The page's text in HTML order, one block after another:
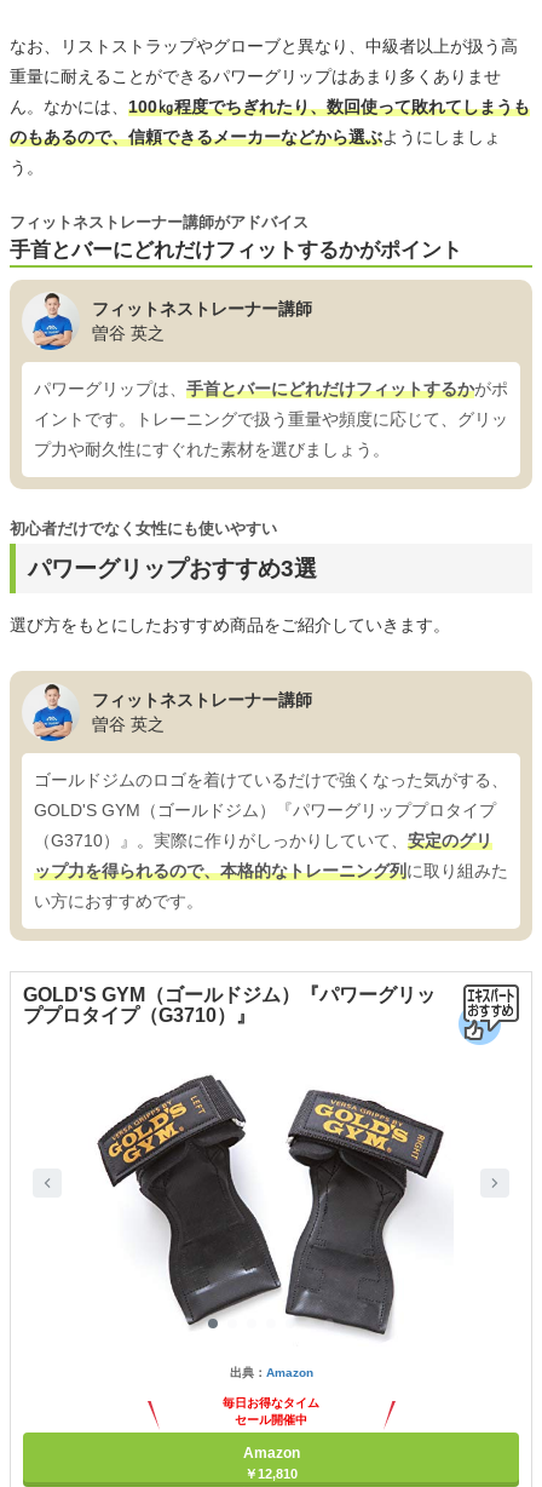
なお、リストストラップやグローブと異なり、中級者以上が扱う高
重量に耐えることができるパワーグリップはあまり多くありませ
ん。なかには、 100㎏程度でちぎれたり、数回使って敗れてしまうも
のもあるので、信頼できるメーカーなどから選ぶようにしましょ
う。
手首とバーにどれだけフィットするかがポイント
フィットネストレーナー講師がアドバイス
フィットネストレーナー講師
曽谷 英之
パワーグリップは、 手首とバーにどれだけフィットするかがポ
イントです。トレーニングで扱う重量や頻度に応じて、グリッ
プ力や耐久性にすぐれた素材を選びましょう。
パワーグリップおすすめ3選
初心者だけでなく女性にも使いやすい
選び方をもとにしたおすすめ商品をご紹介していきます。
フィットネストレーナー講師
曽谷 英之
ゴールドジムのロゴを着けているだけで強くなった気がする、
GOLD'S GYM（ゴールドジム）『パワーグリッププロタイプ
（G3710）』。実際に作りがしっかりしていて、 安定のグリ
ップ力を得られるので、本格的なトレーニング列に取り組みた
い方におすすめです。
GOLD'S GYM（ゴールドジム）『パワーグリッ
ププロタイプ（G3710）』
出典： Amazon
毎日お得なタイム
セール開催中
Amazon
￥12,810